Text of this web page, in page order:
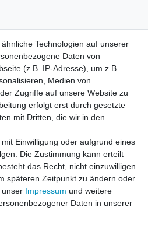
AGB
Widerrufs­recht
Kontakt
| Alle Rechte vorbehalten.
Technologien auf unserer
Daten von
(z.B. IP-Adresse), um z.B.
Medien von
Zugriffe auf unsere Website zu
erfolgt erst durch gesetzte
mit Dritten, die wir in den
Einwilligung oder aufgrund eines
Die Zustimmung kann erteilt
das Recht, nicht einzuwilligen
späteren Zeitpunkt zu ändern oder
unser Impressum und weitere
Daten in unserer